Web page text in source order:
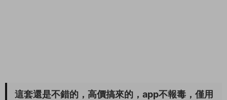
這套還是不錯的，高價搞來的，app不報毒，僅用